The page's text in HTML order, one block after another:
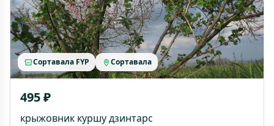
Сортавала FYP Сортавала
495 ₽
крыжовник куршу дзинтарс